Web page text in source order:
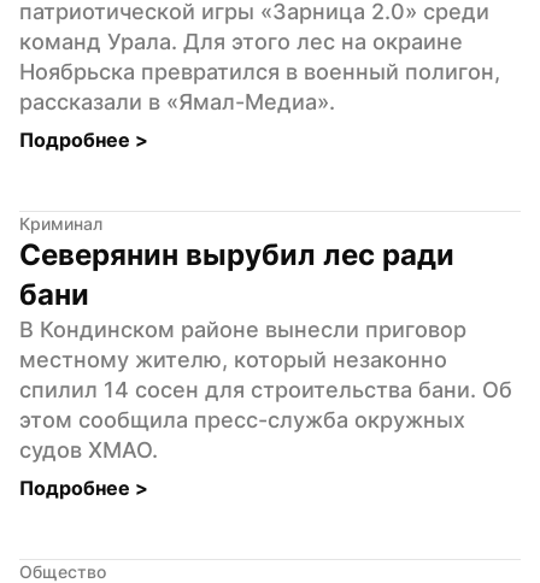
патриотической игры «Зарница 2.0» среди
команд Урала. Для этого лес на окраине
Ноябрьска превратился в военный полигон,
рассказали в «Ямал-Медиа».
Подробнее >
Криминал
Северянин вырубил лес ради
бани
В Кондинском районе вынесли приговор
местному жителю, который незаконно
спилил 14 сосен для строительства бани. Об
этом сообщила пресс-служба окружных
судов ХМАО.
Подробнее >
Общество